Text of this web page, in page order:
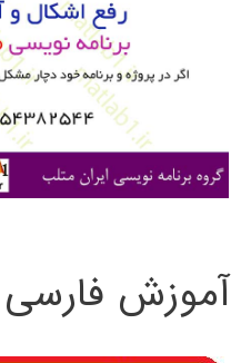
ی
آموزش